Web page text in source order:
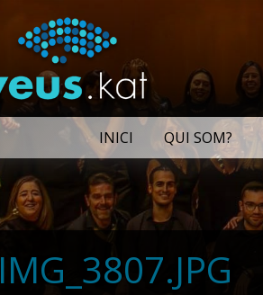
INICI QUI SOM?
IMG_3807.JPG